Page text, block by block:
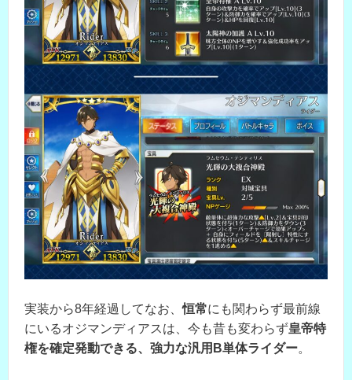
実装から8年経過してなお、恒常にも関わらず最前線
にいるオジマンディアスは、今も昔も変わらず皇帝特
権を確定発動できる、強力な汎用B単体ライダー。